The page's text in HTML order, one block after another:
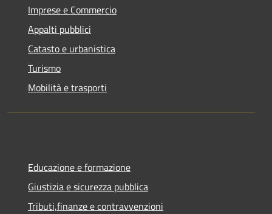
Imprese e Commercio
Appalti pubblici
Catasto e urbanistica
Turismo
Mobilità e trasporti
Educazione e formazione
Giustizia e sicurezza pubblica
Tributi,finanze e contravvenzioni